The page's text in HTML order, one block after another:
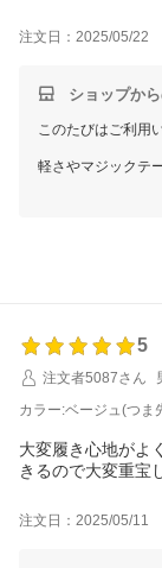
注文日：2025/05/22
ショップか
このたびはご利用
軽さやマジックテ
思います。靴の
5
注文者5087さん
カラー:ベージュ(つま
大変履き心地がよ
きるので大変重宝
注文日：2025/05/11